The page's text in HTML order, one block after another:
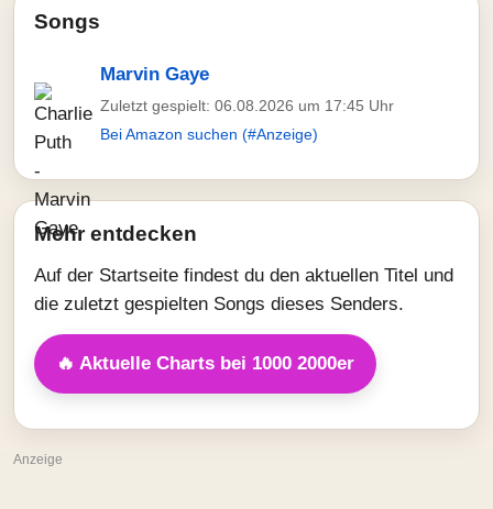
Songs
Marvin Gaye
Zuletzt gespielt: 06.08.2026 um 17:45 Uhr
Bei Amazon suchen (#Anzeige)
Mehr entdecken
Auf der Startseite findest du den aktuellen Titel und
die zuletzt gespielten Songs dieses Senders.
🔥 Aktuelle Charts bei 1000 2000er
Anzeige